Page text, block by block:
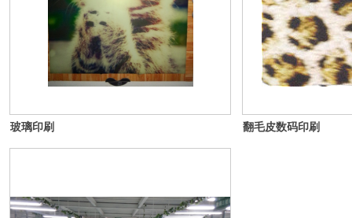
玻璃印刷 翻毛皮数码印刷